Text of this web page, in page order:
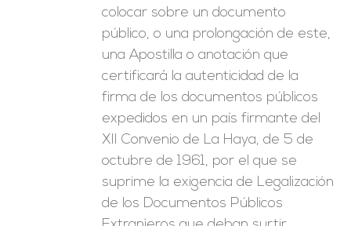
colocar sobre un documento
público, o una prolongación de este,
una Apostilla o anotación que
certificará la autenticidad de la
firma de los documentos públicos
expedidos en un país firmante del
XII Convenio de La Haya, de 5 de
octubre de 1961, por el que se
suprime la exigencia de Legalización
de los Documentos Públicos